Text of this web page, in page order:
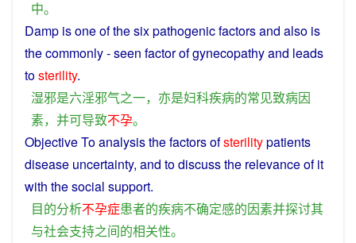
中。
Damp isoneof thesixpathogenicfactorsand also is
thecommonly- seen factorofgynecopathyand leads
tosterility.
湿邪是六淫邪气之一， 亦是妇科疾病的常见致病因
素， 并可导致不孕。
ObjectiveToanalysisthefactorsofsterilitypatients
disease uncertainty, and todiscussthe relevanceofit
with thesocial support.
目的分析不孕症患者的疾病不确定感的因素并探讨其
与社会支持之间的相关性。